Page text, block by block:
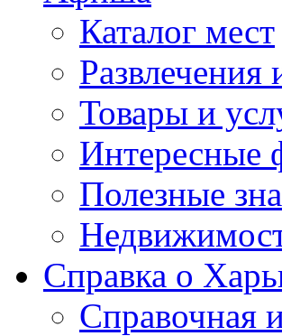
Каталог мест
Развлечения
Товары и
Интересные
Полезные
Справка о
Справочная